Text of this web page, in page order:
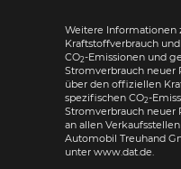
Weitere
Kraftstoffverbrauch
CO2-Emissionen und
Stromverbrauch neuer
über den offiziellen
spezifischen CO2-
Stromverbrauch neuer
an allen
Automobil Treuhand
unter www.dat.de.